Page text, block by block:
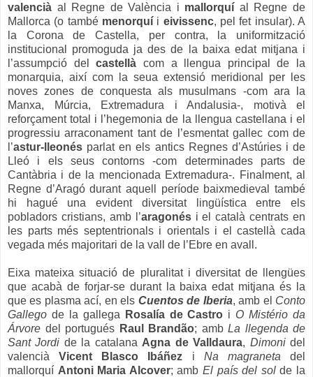
valencià al Regne de València i mallorquí al Regne de
Mallorca (o també menorquí i eivissenc, pel fet insular). A
la Corona de Castella, per contra, la uniformització
institucional promoguda ja des de la baixa edat mitjana i
l’assumpció delcastellà com a llengua principal de la
monarquia, així com la seua extensió meridional per les
noves zones de conquesta als musulmans -com ara la
Manxa, Múrcia, Extremadura i Andalusia-, motivà el
reforçament total i l’hegemonia de la llengua castellana i el
progressiu arraconament tant de l’esmentat gallec com de
l’astur-lleonés parlat en els antics Regnes d’Astúries i de
Lleó i els seus contorns -com determinades parts de
Cantàbria i de la mencionada Extremadura-. Finalment, al
Regne d’Aragó durant aquell període baixmedieval també
hi hagué una evident diversitat lingüística entre els
pobladors cristians, amb l’aragonési el català centrats en
les parts més septentrionals i orientals i el castellà cada
vegada més majoritari de la vall de l’Ebre en avall.
Eixa mateixa situació de pluralitat i diversitat de llengües
que acabà de forjar-se durant la baixa edat mitjana és la
que es plasma ací, en els Cuentos de Iberia, amb el Conto
Gallego de la gallega Rosalía de Castro i O Mistério da
Árvore del portugués Raul Brandão; amb La llegenda de
Sant Jordi de la catalana Agna de Valldaura, Dimonidel
valenciàVicent Blasco Ibáñez i Na magranetadel
mallorquí Antoni Maria Alcover; ambEl país del solde la